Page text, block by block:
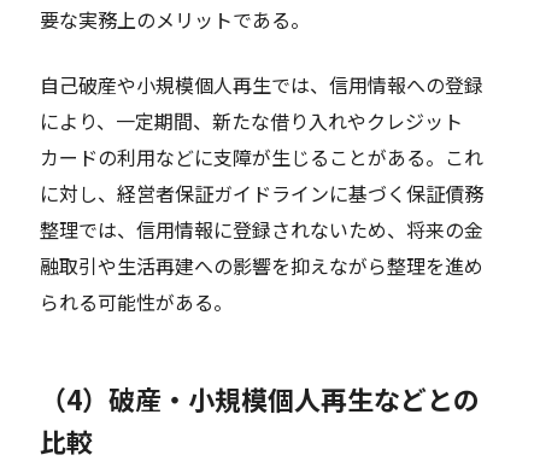
要な実務上のメリットである。
自己破産や小規模個人再生では、信用情報への登録
により、一定期間、新たな借り入れやクレジット
カードの利用などに支障が生じることがある。これ
に対し、経営者保証ガイドラインに基づく保証債務
整理では、信用情報に登録されないため、将来の金
融取引や生活再建への影響を抑えながら整理を進め
られる可能性がある。
（4）破産・小規模個人再生などとの
比較